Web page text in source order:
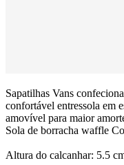
Sapatilhas Vans
confortável entressola em
amovível para maior
Sola de borracha waffle
Altura do calcanhar: 5.5